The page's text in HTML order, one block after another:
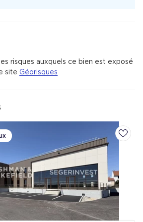
risques auxquels ce bien est exposé
site Géorisques